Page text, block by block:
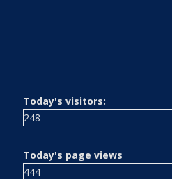
Today's visitors:
248
Today's page views
444